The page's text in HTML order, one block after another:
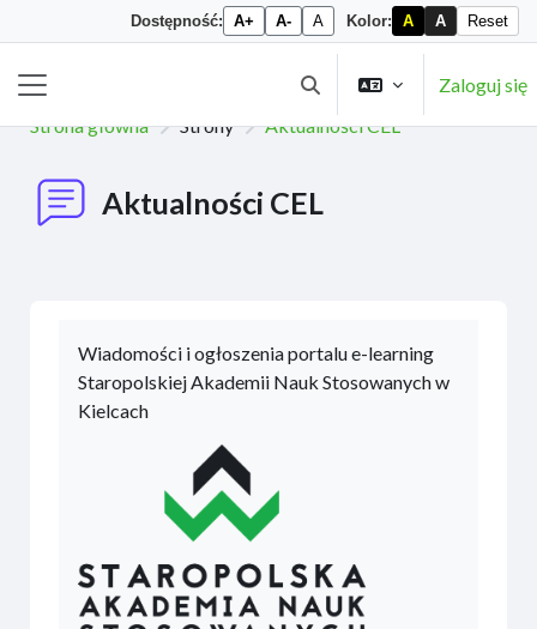
Dostępność: A+ A- A Kolor: A A Reset
Przełącznik wyszukiwarki
Zaloguj się
Strona główna
Strony Aktualności CEL
Aktualności CEL
Wiadomości i ogłoszenia portalu e-learning
Staropolskiej Akademii Nauk Stosowanych w
Kielcach